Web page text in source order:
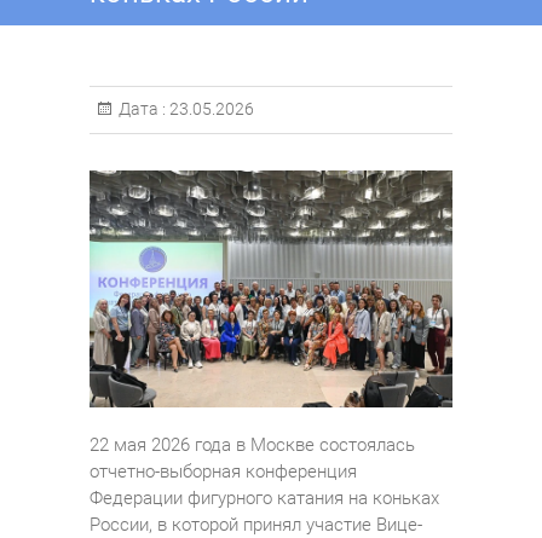
Дата : 23.05.2026
22 мая 2026 года в Москве состоялась
отчетно-выборная конференция
Федерации фигурного катания на коньках
России, в которой принял участие Вице-